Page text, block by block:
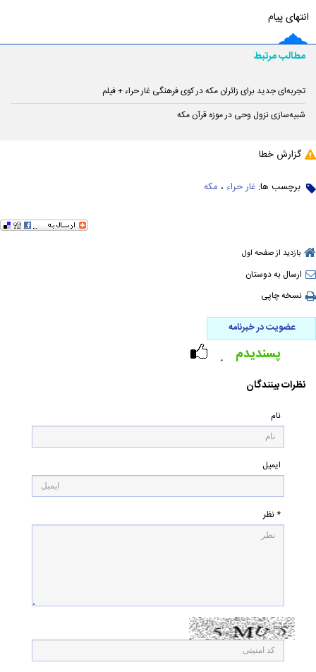
انتهای پیام
مطالب مرتبط
تجربه‌ای جدید برای زائران مکه در کوی فرهنگی غار حراء + فیلم
شبیه‌سازی نزول وحی در موزه قرآن مکه
گزارش خطا
برچسب ها: غار حراء ، مکه
بازدید از صفحه اول
ارسال به دوستان
نسخه چاپی
عضویت در خبرنامه
۰ پسندیدم
نظرات بینندگان
نام
ایمیل
* نظر